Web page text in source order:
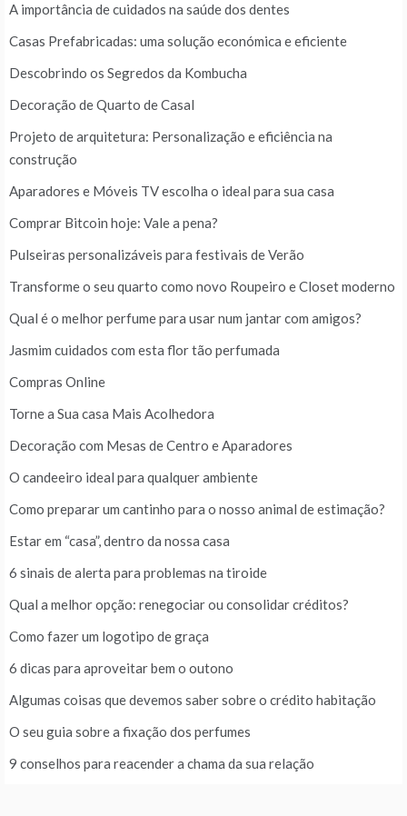
A importância de cuidados na saúde dos dentes
Casas Prefabricadas: uma solução económica e eficiente
Descobrindo os Segredos da Kombucha
Decoração de Quarto de Casal
Projeto de arquitetura: Personalização e eficiência na
construção
Aparadores e Móveis TV escolha o ideal para sua casa
Comprar Bitcoin hoje: Vale a pena?
Pulseiras personalizáveis para festivais de Verão
Transforme o seu quarto como novo Roupeiro e Closet moderno
Qual é o melhor perfume para usar num jantar com amigos?
Jasmim cuidados com esta flor tão perfumada
Compras Online
Torne a Sua casa Mais Acolhedora
Decoração com Mesas de Centro e Aparadores
O candeeiro ideal para qualquer ambiente
Como preparar um cantinho para o nosso animal de estimação?
Estar em “casa”, dentro da nossa casa
6 sinais de alerta para problemas na tiroide
Qual a melhor opção: renegociar ou consolidar créditos?
Como fazer um logotipo de graça
6 dicas para aproveitar bem o outono
Algumas coisas que devemos saber sobre o crédito habitação
O seu guia sobre a fixação dos perfumes
9 conselhos para reacender a chama da sua relação